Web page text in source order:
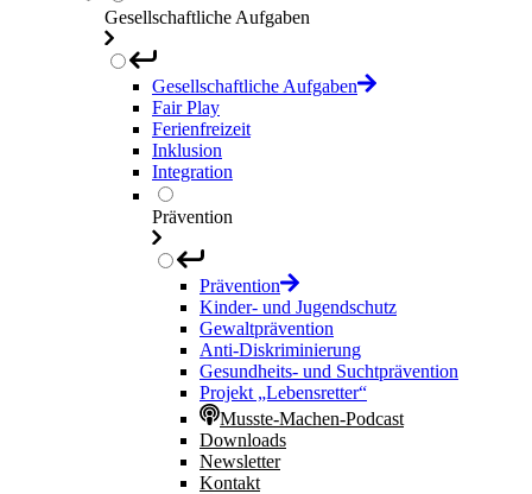
Gesellschaftliche Aufgaben
Gesellschaftliche Aufgaben
Fair Play
Ferienfreizeit
Inklusion
Integration
Prävention
Prävention
Kinder- und Jugendschutz
Gewaltprävention
Anti-Diskriminierung
Gesundheits- und Suchtprävention
Projekt „Lebensretter“
Musste-Machen-Podcast
Downloads
Newsletter
Kontakt